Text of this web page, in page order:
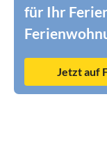
für Ihr
Jetzt auf